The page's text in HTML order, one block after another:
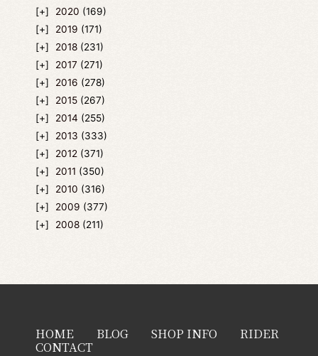
2020 (169)
2019 (171)
2018 (231)
2017 (271)
2016 (278)
2015 (267)
2014 (255)
2013 (333)
2012 (371)
2011 (350)
2010 (316)
2009 (377)
2008 (211)
HOME BLOG SHOP INFO RIDER
CONTACT